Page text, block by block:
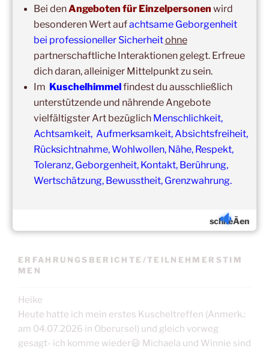
Update:
Unsere Gruppenveranstaltungensind ohneEinschränkungen
in unseren Veranstaltungsräumen möglich!
Was schon immer galt und weiter gilt:Fühlst du dich krank
und/oder hast Erkältungssymptome, dann verzichte bitte
vorübergehend auf die Teilnahme.
Der nächste Termin ist nicht weit entfernt.
ERFAHRUNGSBERICHTE/TEILNEHMERSTIM
MEN
Heike
Heute hatte ich mein erstes Kuscheltreffen (Anmerk.:
am 04.07.2026 in Oberursel) und gleich vorweg
gesagt- ich komme wieder😃 Michaela und Winnie sind
schlieÃen
Bei denAngeboten für Einzelpersonen wird
besonderen Wert aufachtsame Geborgenheit
bei professioneller Sicherheitohne
partnerschaftliche Interaktionen gelegt. Erfreue
dich daran, alleiniger Mittelpunkt zu sein.
Im Kuschelhimmelfindest du ausschließlich
unterstützende und nährende Angebote
vielfältigster Art bezüglich Menschlichkeit,
Achtsamkeit, Aufmerksamkeit, Absichtsfreiheit,
Rücksichtnahme, Wohlwollen, Nähe, Respekt,
Toleranz, Geborgenheit, Kontakt, Berührung,
Wertschätzung, Bewusstheit, Grenzwahrung.